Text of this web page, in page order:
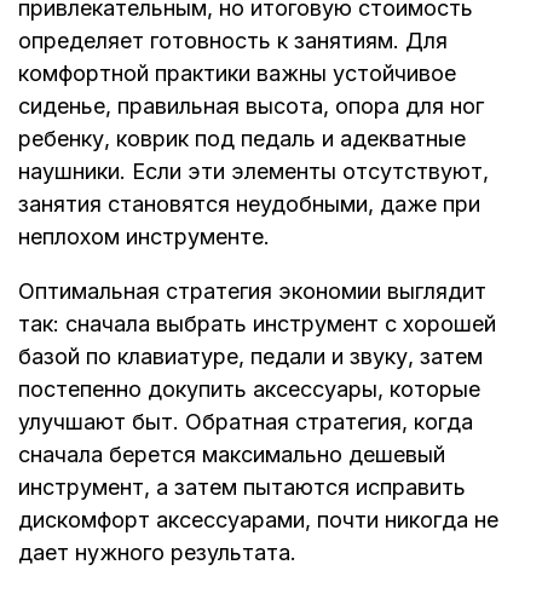
привлекательным, но итоговую стоимость
определяет готовность к занятиям. Для
комфортной практики важны устойчивое
сиденье, правильная высота, опора для ног
ребенку, коврик под педаль и адекватные
наушники. Если эти элементы отсутствуют,
занятия становятся неудобными, даже при
неплохом инструменте.
Оптимальная стратегия экономии выглядит
так: сначала выбрать инструмент с хорошей
базой по клавиатуре, педали и звуку, затем
постепенно докупить аксессуары, которые
улучшают быт. Обратная стратегия, когда
сначала берется максимально дешевый
инструмент, а затем пытаются исправить
дискомфорт аксессуарами, почти никогда не
дает нужного результата.